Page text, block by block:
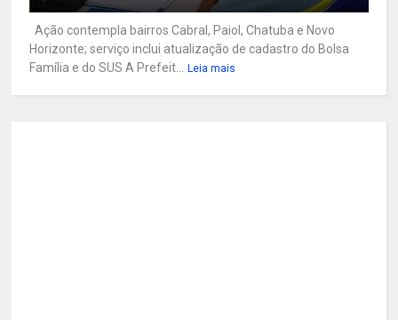
Ação contempla bairros Cabral, Paiol, Chatuba e Novo
Horizonte; serviço inclui atualização de cadastro do Bolsa
Família e do SUS A Prefeit... Leia mais